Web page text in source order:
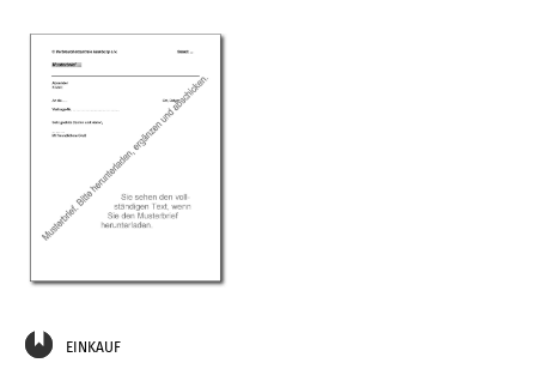
EINKAUF